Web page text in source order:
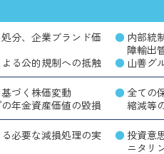
分、企業ブランド価
る公的規制への抵触
内部統
障輸出
山善グ
づく株価変動
年金資産価値の毀損
全ての
縮減等
必要な減損処理の実
投資意
ニタリ